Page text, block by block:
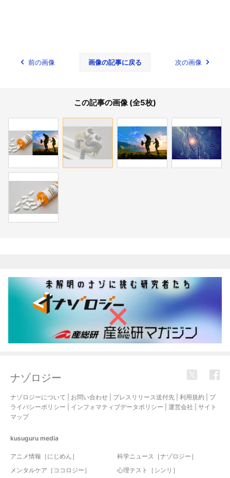
前の画像 画像の記事に戻る 次の画像
この記事の画像 (全5枚)
ナゾロジー
ナゾロジーについて お問い合わせ プレスリリース送付先 利用規約
プ
ライバシーポリシー
インフォマティブデータポリシー 運営会社
サイト
マップ
kusuguru media
アニメ情報［にじめん］
科学ニュース［ナゾロジー］
メンタルケア［ココロジー］
心理テスト［シンリ］